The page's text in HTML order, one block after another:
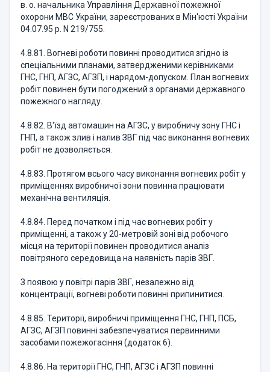
в. о. начальника Управління Державної пожежної
охорони МВС України, зареєстрованих в Мін'юсті України
04.07.95 р. N 219/755.
4.8.81. Вогневі роботи повинні проводитися згідно із
спеціальними планами, затвердженими керівниками
ГНС, ГНП, АГЗС, АГЗП, і нарядом-допуском. План вогневих
робіт повинен бути погоджений з органами державного
пожежного нагляду.
4.8.82. В'їзд автомашин на АГЗС, у виробничу зону ГНС і
ГНП, а також злив і налив ЗВГ під час виконання вогневих
робіт не дозволяється.
4.8.83. Протягом всього часу виконання вогневих робіт у
приміщеннях виробничої зони повинна працювати
механічна вентиляція.
4.8.84. Перед початком і під час вогневих робіт у
приміщенні, а також у 20-метровій зоні від робочого
місця на території повинен проводитися аналіз
повітряного середовища на наявність парів ЗВГ.
З появою у повітрі парів ЗВГ, незалежно від
концентрації, вогневі роботи повинні припинитися.
4.8.85. Території, виробничі приміщення ГНС, ГНП, ПСБ,
АГЗС, АГЗП повинні забезпечуватися первинними
засобами пожежогасіння (додаток 6).
4.8.86. На території ГНС, ГНП, АГЗС і АГЗП повинні